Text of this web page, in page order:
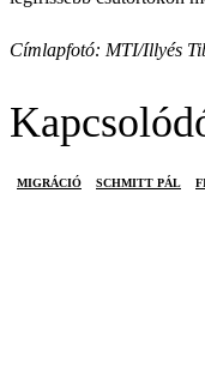
Címlapfotó: MTI/Illyés
MIGRÁCIÓ SCHMITT PÁL